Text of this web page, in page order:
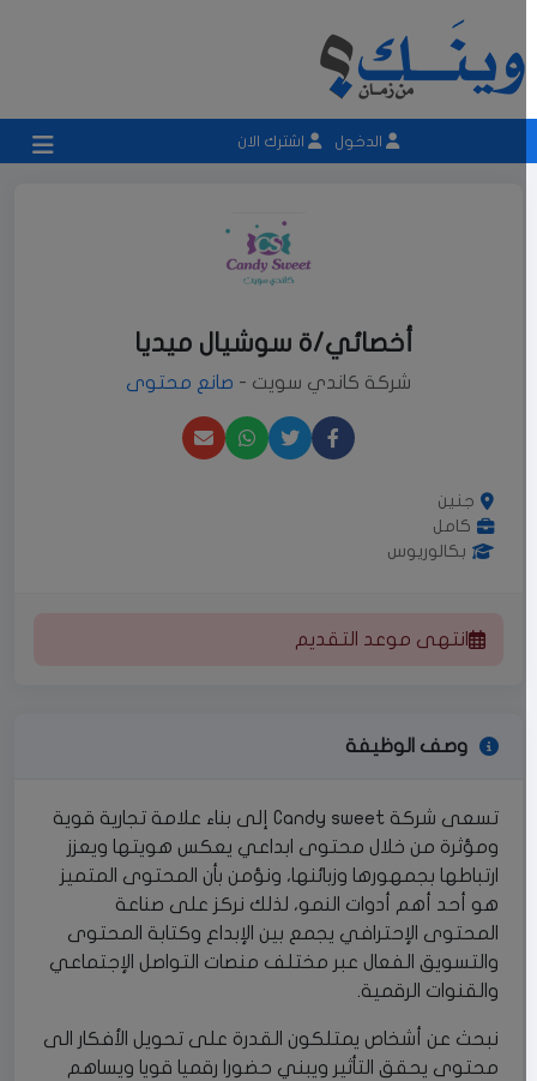
الدخول اشترك الان
أخصائي/ة سوشيال ميديا
شركة كاندي سويت -صانع محتوى
جنين
كامل
بكالوريوس
انتهى موعد التقديم
وصف الوظيفة
تسعى شركة Candy sweet إلى بناء علامة تجارية قوية
ومؤثرة من خلال محتوى ابداعي يعكس هويتها ويعزز
ارتباطها بجمهورها وزبائنها، ونؤمن بأن المحتوى المتميز
هو أحد أهم أدوات النمو، لذلك نركز على صناعة
المحتوى الإحترافي يجمع بين الإبداع وكتابة المحتوى
والتسويق الفعال عبر مختلف منصات التواصل الإجتماعي
والقنوات الرقمية.
نبحث عن أشخاص يمتلكون القدرة على تحويل الأفكار الى
محتوى يحقق التأثير ويبني حضورا رقميا قويا ويساهم